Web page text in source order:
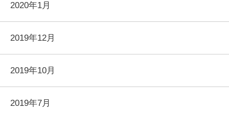
2020年1月
2019年12月
2019年10月
2019年7月